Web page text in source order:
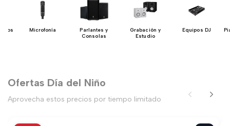
Microfonía
Parlantes y
Consolas
Grabación y
Estudio
Equipos DJ
Ofertas Día del Niño
Aprovecha estos precios por tiempo limitado